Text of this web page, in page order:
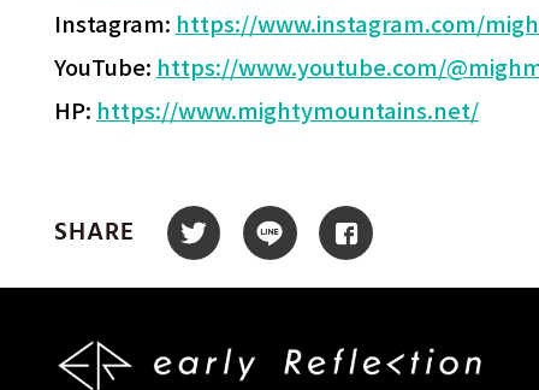
Instagram: https://www.instagram.com/
YouTube: https://www.youtube.com/
HP: https://www.mightymountains.net/
SHARE